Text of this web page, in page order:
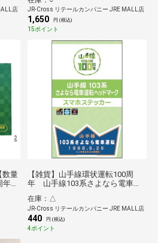
店 JR-Cross リテールカンパニー JRE MALL店
1,650 円 (税込)
15ポイント
数量
記
【雑貨】山手線環状運転100周
年 山手線103系さよなら電車運
在庫：△
JR-Cross リテールカンパニー JRE MALL店
440 円 (税込)
4ポイント